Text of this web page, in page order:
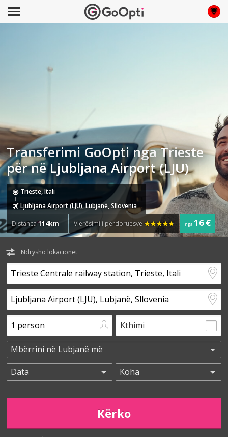
Transferimi GoOpti nga Trieste
për në Ljubljana Airport (LJU)
Trieste, Itali
Ljubljana Airport (LJU), Lubjanë, Sllovenia
Distanca114km Vlerësimi i përdoruesve nga 16 €
Ndrysho lokacionet
Kthimi